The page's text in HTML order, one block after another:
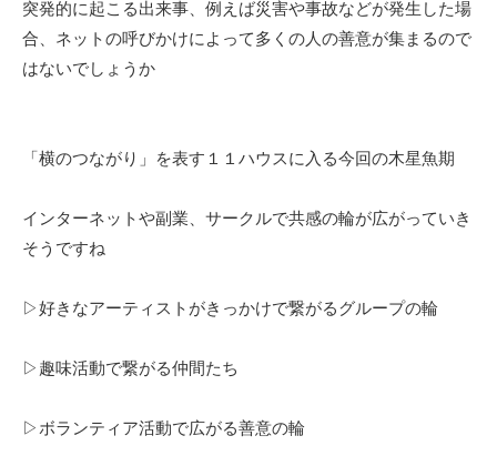
突発的に起こる出来事、例えば災害や事故などが発生した場
合、ネットの呼びかけによって多くの人の善意が集まるので
はないでしょうか
「横のつながり」を表す１１ハウスに入る今回の木星魚期
インターネットや副業、サークルで共感の輪が広がっていき
そうですね
▷好きなアーティストがきっかけで繋がるグループの輪
▷趣味活動で繋がる仲間たち
▷ボランティア活動で広がる善意の輪